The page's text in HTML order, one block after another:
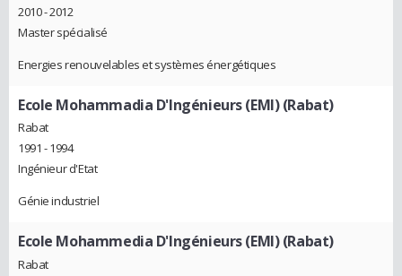
2010 - 2012
Master spécialisé
Energies renouvelables et systèmes énergétiques
Ecole Mohammadia D'Ingénieurs (EMI) (Rabat)
Rabat
1991 - 1994
Ingénieur d'Etat
Génie industriel
Ecole Mohammedia D'Ingénieurs (EMI) (Rabat)
Rabat